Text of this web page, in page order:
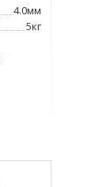
4.0мм
5кг